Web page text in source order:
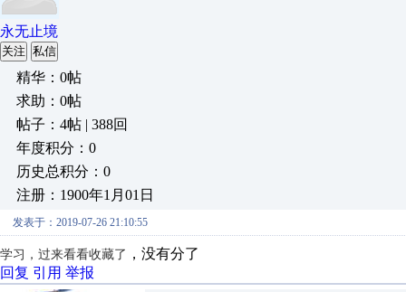
永无止境
关注 私信
精华：0帖
求助：0帖
帖子：4帖 | 388回
年度积分：0
历史总积分：0
注册：1900年1月01日
发表于：2019-07-26 21:10:55
学习，过来看看收藏了 ，没有分了
回复 引用 举报